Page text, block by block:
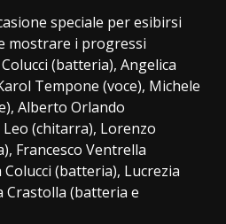
speciale per esibirsi
mostrare i progressi
(batteria), Angelica
Tempone (voce), Michele
Alberto Orlando
(chitarra), Lorenzo
Francesco Ventrella
(batteria), Lucrezia
Crastolla (batteria e